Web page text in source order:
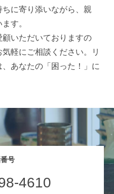
に寄り添いながら、親
す。
いただいておりますの
軽にご相談ください。リ
あなたの「困った！」に
号
4610
査定